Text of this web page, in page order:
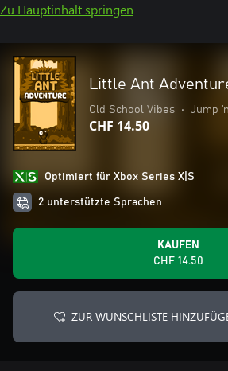
Zu Hauptinhalt springen
Little Ant
Old School Vibes • Jump
CHF 14.50
Optimiert für Xbox Series X|S
2 unterstützte Sprachen
KAUFEN
CHF 14.50
ZUR WUNSCHLISTE